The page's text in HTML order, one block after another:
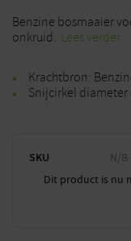
Benzine bosmaaier
onkruid. Lees verder
Krachtbron:
Snijcirkel diameter
SKU
N/B
Dit product is nu